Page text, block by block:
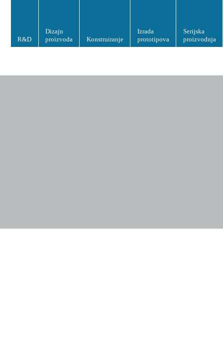
R&D
Dizajn
proizvoda
Konstruiranje
Izrada
prototipova
Serijska
proizvodnja